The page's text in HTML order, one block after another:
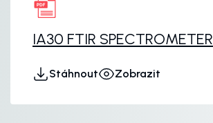
IA30 FTIR SPECTROMETER
Stáhnout Zobrazit